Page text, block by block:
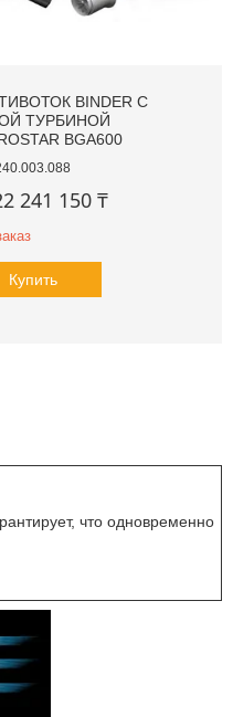
BINDER С
ТУРБИНОЙ
BGA600
241 150 ₸
Купить
что одновременно